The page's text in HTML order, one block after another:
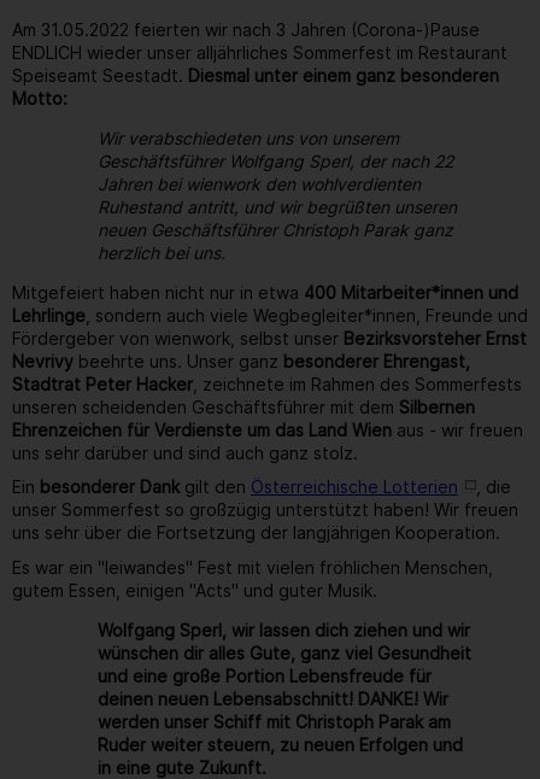
Am 31.05.2022 feierten wir nach 3 Jahren (Corona-)Pause
ENDLICH wieder unser alljährliches Sommerfest im Restaurant
Speiseamt Seestadt. Diesmal unter einem ganz besonderen
Motto:
Wir verabschiedeten uns von unserem
Geschäftsführer Wolfgang Sperl, der nach 22
Jahren bei wienwork den wohlverdienten
Ruhestand antritt, und wir begrüßten unseren
neuen Geschäftsführer Christoph Parak ganz
herzlich bei uns.
Mitgefeiert haben nicht nur in etwa 400 Mitarbeiter*innen und
Lehrlinge , sondern auch viele Wegbegleiter*innen, Freunde und
Fördergeber von wienwork, selbst unser Bezirksvorsteher Ernst
Nevrivy beehrte uns. Unser ganz besonderer Ehrengast,
Stadtrat Peter Hacker , zeichnete im Rahmen des Sommerfests
unseren scheidenden Geschäftsführer mit dem Silbernen
Ehrenzeichen für Verdienste um das Land Wien aus - wir freuen
uns sehr darüber und sind auch ganz stolz.
Ein besonderer Dank gilt den Österreichische Lotterien
, die
unser Sommerfest so großzügig unterstützt haben! Wir freuen
uns sehr über die Fortsetzung der langjährigen Kooperation.
Es war ein "leiwandes" Fest mit vielen fröhlichen Menschen,
gutem Essen, einigen "Acts" und guter Musik.
Wolfgang Sperl, wir lassen dich ziehen und wir
wünschen dir alles Gute, ganz viel Gesundheit
und eine große Portion Lebensfreude für
deinen neuen Lebensabschnitt! DANKE! Wir
werden unser Schiff mit Christoph Parak am
Ruder weiter steuern, zu neuen Erfolgen und
in eine gute Zukunft.